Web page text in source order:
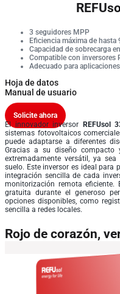
3 seguidores MPP
Eficiencia máxima de hasta
Capacidad de sobrecarga
Compatible con inversores
Adecuado para
Hoja de datos
Manual de usuario
Solicite ahora
El innovador inversor
REFUsol
sistemas fotovoltaicos
puede adaptarse a diferentes
Gracias a su diseño
extremadamente versátil, ya
suelo. Este inversor es ideal para
integración sencilla de cada
monitorización remota eficiente.
gratuita durante el generoso
opciones disponibles, como
sencilla a redes locales.
Rojo de corazón,